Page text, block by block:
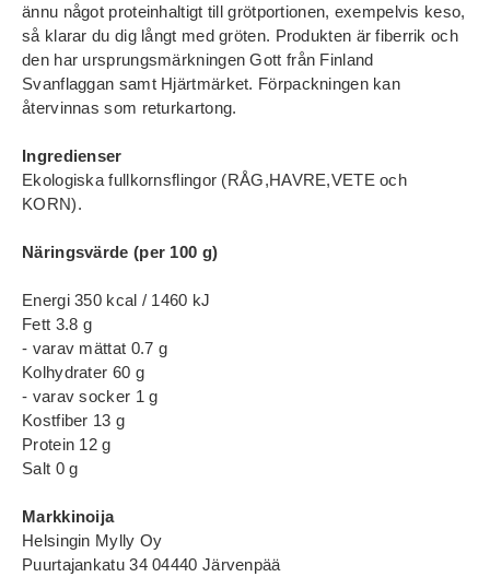
ännu något proteinhaltigt till grötportionen, exempelvis keso,
så klarar du dig långt med gröten. Produkten är fiberrik och
den har ursprungsmärkningen Gott från Finland
Svanflaggan samt Hjärtmärket. Förpackningen kan
återvinnas som returkartong.
Ingredienser
Ekologiska fullkornsflingor (RÅG,HAVRE,VETE och
KORN).
Näringsvärde (per 100 g)
Energi 350 kcal / 1460 kJ
Fett 3.8 g
- varav mättat 0.7 g
Kolhydrater 60 g
- varav socker 1 g
Kostfiber 13 g
Protein 12 g
Salt 0 g
Markkinoija
Helsingin Mylly Oy
Puurtajankatu 34 04440 Järvenpää